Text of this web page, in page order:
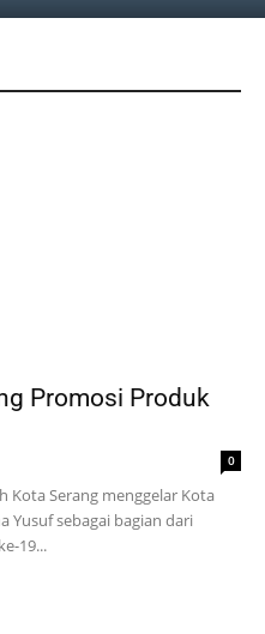
Promosi Produk
0
Kota Serang menggelar Kota
Yusuf sebagai bagian dari
19...